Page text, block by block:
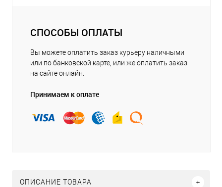
СПОСОБЫ ОПЛАТЫ
Вы можете оплатить заказ курьеру наличными
или по банковской карте, или же оплатить заказ
на сайте онлайн.
Принимаем к оплате
ОПИСАНИЕ ТОВАРА